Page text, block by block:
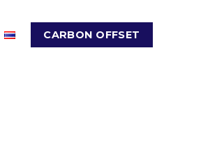
CARBON OFFSET